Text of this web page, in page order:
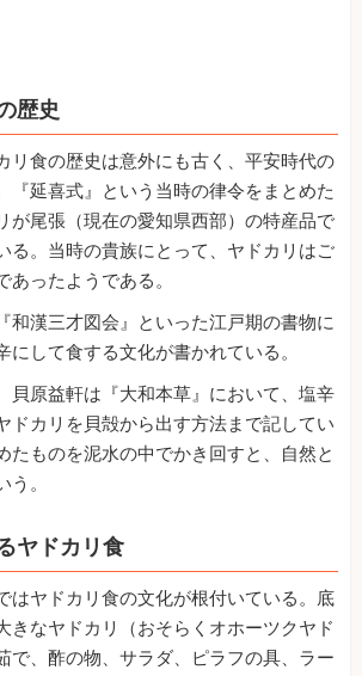
歴史
リ食の歴史は意外にも古く、平安時代の
『延喜式』という当時の律令をまとめた
が尾張（現在の愛知県西部）の特産品で
る。当時の貴族にとって、ヤドカリはご
あったようである。
和漢三才図会』といった江戸期の書物に
にして食する文化が書かれている。
貝原益軒は『大和本草』において、塩辛
ドカリを貝殻から出す方法まで記してい
たものを泥水の中でかき回すと、自然と
。
ヤドカリ食
はヤドカリ食の文化が根付いている。底
きなヤドカリ（おそらくオホーツクヤド
で、酢の物、サラダ、ピラフの具、ラー